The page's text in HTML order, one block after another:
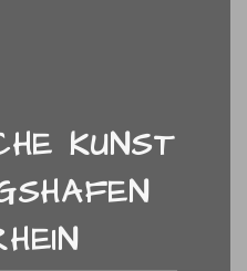
KUNST